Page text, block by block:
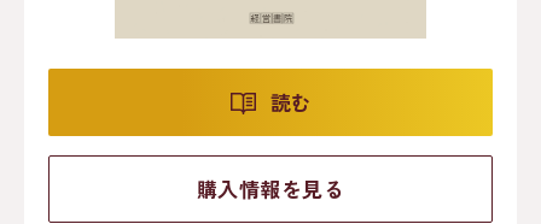
読む
購入情報を見る